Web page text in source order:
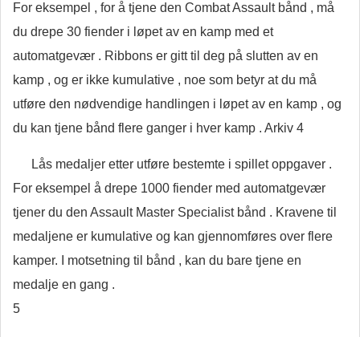
For eksempel , for å tjene den Combat Assault bånd , må
du drepe 30 fiender i løpet av en kamp med et
automatgevær . Ribbons er gitt til deg på slutten av en
kamp , og er ikke kumulative , noe som betyr at du må
utføre den nødvendige handlingen i løpet av en kamp , og
du kan tjene bånd flere ganger i hver kamp . Arkiv 4
Lås medaljer etter utføre bestemte i spillet oppgaver .
For eksempel å drepe 1000 fiender med automatgevær
tjener du den Assault Master Specialist bånd . Kravene til
medaljene er kumulative og kan gjennomføres over flere
kamper. I motsetning til bånd , kan du bare tjene en
medalje en gang .
5